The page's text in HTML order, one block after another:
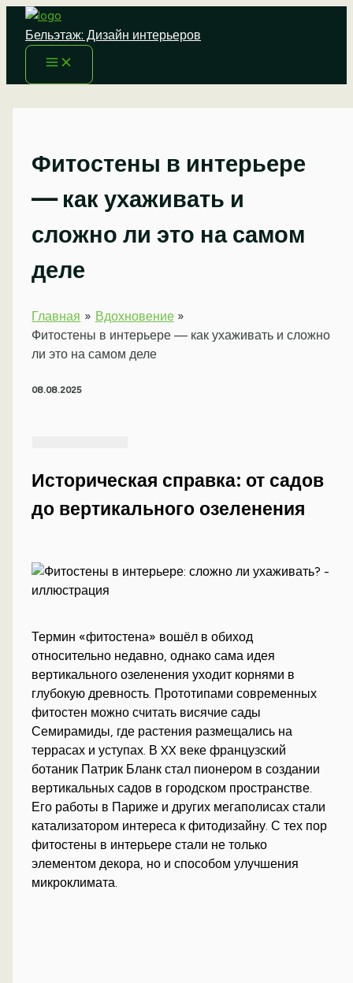
Перейти
содержимому
Бельэтаж: Дизайн интерьеров
Фитостены в интерьере
— как ухаживать и
сложно ли это на самом
деле
Главная
Вдохновение
Фитостены в интерьере — как ухаживать и сложно
ли это на самом деле
08.08.2025
Историческая справка: от садов
до вертикального озеленения
Термин «фитостена» вошёл в обиход
относительно недавно, однако сама идея
вертикального озеленения уходит корнями в
глубокую древность. Прототипами современных
фитостен можно считать висячие сады
Семирамиды, где растения размещались на
террасах и уступах. В XX веке французский
ботаник Патрик Бланк стал пионером в создании
вертикальных садов в городском пространстве.
Его работы в Париже и других мегаполисах стали
катализатором интереса к фитодизайну. С тех пор
фитостены в интерьере стали не только
элементом декора, но и способом улучшения
микроклимата.